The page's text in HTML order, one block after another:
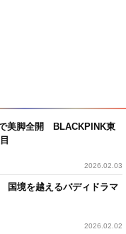
美脚全開 BLACKPINK東
2026.02.03
国境を越えるバディドラマ
2026.02.02